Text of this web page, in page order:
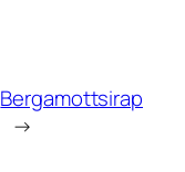
Bergamottsirap
→